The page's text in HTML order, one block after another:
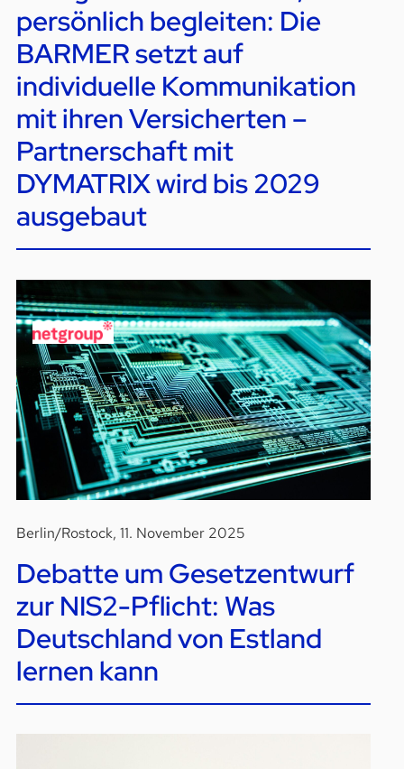
persönlich begleiten: Die
BARMER setzt auf
individuelle Kommunikation
mit ihren Versicherten –
Partnerschaft mit
DYMATRIX wird bis 2029
ausgebaut
Berlin/Rostock, 11. November 2025
Debatte um Gesetzentwurf
zur NIS2-Pflicht: Was
Deutschland von Estland
lernen kann